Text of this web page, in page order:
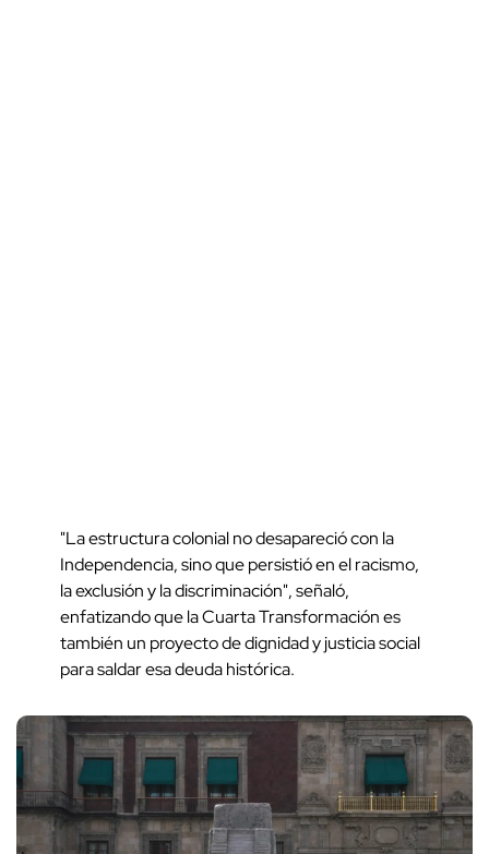
"La estructura colonial no desapareció con la
Independencia, sino que persistió en el racismo,
la exclusión y la discriminación", señaló,
enfatizando que la Cuarta Transformación es
también un proyecto de dignidad y justicia social
para saldar esa deuda histórica.